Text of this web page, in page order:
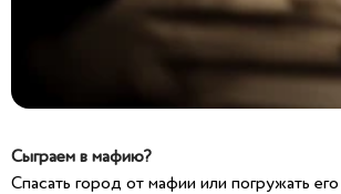
Сыграем в мафию?
Спасать город от мафии или погружать